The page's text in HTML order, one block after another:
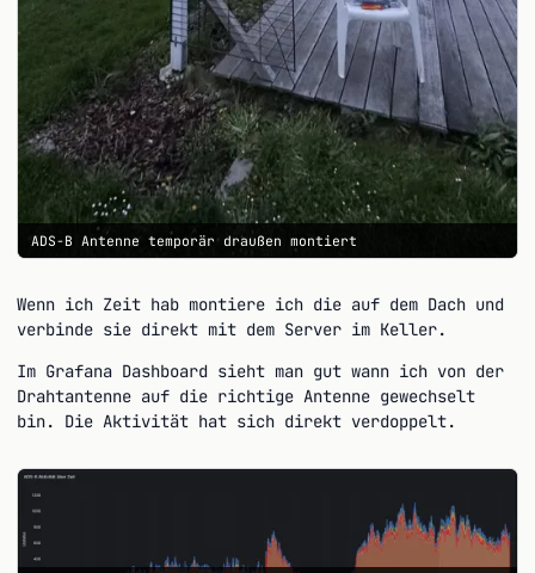
ADS-B Antenne temporär draußen montiert
Wenn ich Zeit hab montiere ich die auf dem Dach und
verbinde sie direkt mit dem Server im Keller.
Im Grafana Dashboard sieht man gut wann ich von der
Drahtantenne auf die richtige Antenne gewechselt
bin. Die Aktivität hat sich direkt verdoppelt.